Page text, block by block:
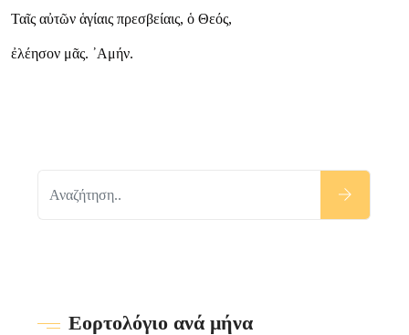
Ταῖς αὐτῶν ἁγίαις πρεσβείαις, ὁ Θεός,
ἐλέησον μᾶς. ᾿Αμήν.
Εορτολόγιο ανά μήνα